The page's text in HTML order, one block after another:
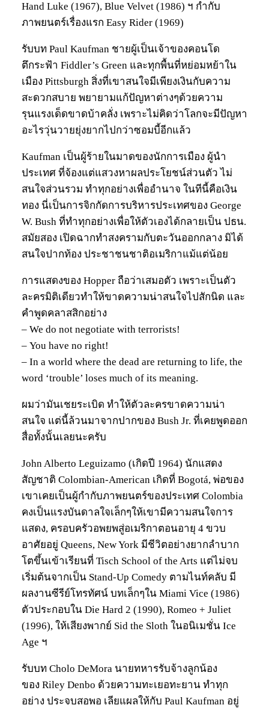
Hand Luke (1967), Blue Velvet (1986) ฯ กำกับ
ภาพยนตร์เรื่องแรก Easy Rider (1969)
รับบท Paul Kaufman ชายผู้เป็นเจ้าของคอนโด
ตึกระฟ้า Fiddler’s Green และทุกพื้นที่หย่อมหย้าใน
เมือง Pittsburgh สิ่งที่เขาสนใจมีเพียงเงินกับความ
สะดวกสบาย พยายามแก้ปัญหาต่างๆด้วยความ
รุนแรงเด็ดขาดบ้าคลั่ง เพราะไม่คิดว่าโลกจะมีปัญหา
อะไรวุ่นวายยุ่งยากไปกว่าซอมบี้อีกแล้ว
Kaufman เป็นผู้ร้ายในมาดของนักการเมือง ผู้นำ
ประเทศ ที่จ้องแต่แสวงหาผลประโยชน์ส่วนตัว ไม่
สนใจส่วนรวม ทำทุกอย่างเพื่ออำนาจ ในทีนี้คือเงิน
ทอง นี่เป็นการจิกกัดการบริหารประเทศของ George
W. Bush ที่ทำทุกอย่างเพื่อให้ตัวเองได้กลายเป็น ปธน.
สมัยสอง เปิดฉากทำสงครามกับตะวันออกกลาง มิได้
สนใจปากท้อง ประชาชนชาติอเมริกาแม้แต่น้อย
การแสดงของ Hopper ถือว่าเสมอตัว เพราะเป็นตัว
ละครมิติเดียวทำให้ขาดความน่าสนใจไปสักนิด และ
คำพูดคลาสสิกอย่าง
– We do not negotiate with terrorists!
– You have no right!
– In a world where the dead are returning to life, the
word ‘trouble’ loses much of its meaning.
ผมว่ามันเชยระเบิด ทำให้ตัวละครขาดความน่า
สนใจ แต่นี้ล้วนมาจากปากของ Bush Jr. ที่เคยพูดออก
สื่อทั้งนั้นเลยนะครับ
John Alberto Leguizamo (เกิดปี 1964) นักแสดง
สัญชาติ Colombian-American เกิดที่ Bogotá, พ่อของ
เขาเคยเป็นผู้กำกับภาพยนตร์ของประเทศ Colombia
คงเป็นแรงบันดาลใจเล็กๆให้เขามีความสนใจการ
แสดง, ครอบครัวอพยพสู่อเมริกาตอนอายุ 4 ขวบ
อาศัยอยู่ Queens, New York มีชีวิตอย่างยากลำบาก
โตขึ้นเข้าเรียนที่ Tisch School of the Arts แต่ไม่จบ
เริ่มต้นจากเป็น Stand-Up Comedy ตามไนท์คลับ มี
ผลงานซีรีย์โทรทัศน์ บทเล็กๆใน Miami Vice (1986)
ตัวประกอบใน Die Hard 2 (1990), Romeo + Juliet
(1996), ให้เสียงพากย์ Sid the Sloth ในอนิเมชั่น Ice
Age ฯ
รับบท Cholo DeMora นายทหารรับจ้างลูกน้อง
ของ Riley Denbo ด้วยความทะเยอทะยาน ทำทุก
อย่าง ประจบสอพอ เลียแผลให้กับ Paul Kaufman อยู่